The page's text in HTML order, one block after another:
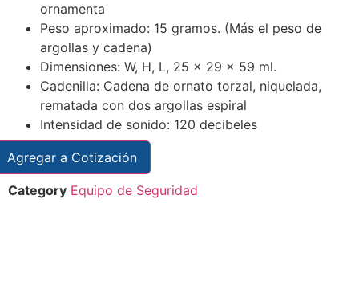
ornamenta
Peso aproximado: 15 gramos. (Más el peso de
argollas y cadena)
Dimensiones: W, H, L, 25 x 29 x 59 ml.
Cadenilla: Cadena de ornato torzal, niquelada,
rematada con dos argollas espiral
Intensidad de sonido: 120 decibeles
Agregar a Cotización
Category Equipo de Seguridad